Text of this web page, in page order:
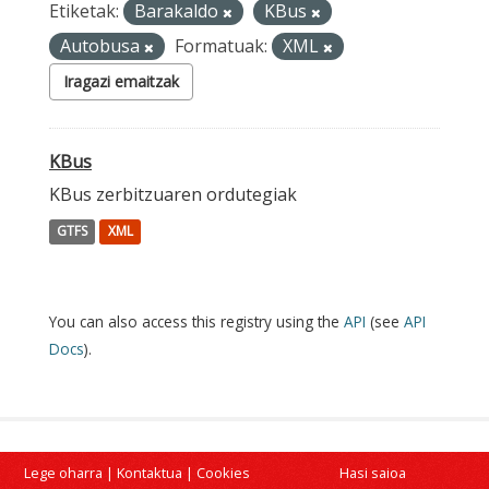
Etiketak: Barakaldo
KBus
Autobusa
Formatuak: XML
Iragazi emaitzak
KBus
KBus zerbitzuaren ordutegiak
GTFS XML
You can also access this registry using the API (see API
Docs).
Lege oharra | Kontaktua | Cookies Hasi saioa